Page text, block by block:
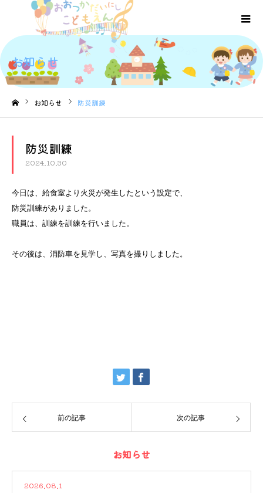
お知らせ
お知らせ 防災訓練
防災訓練
2024.10.30
今日は、給食室より火災が発生したという設定で、
防災訓練がありました。
職員は、訓練を訓練を行いました。
その後は、消防車を見学し、写真を撮りしました。
前の記事 次の記事
お知らせ
2026.08.1